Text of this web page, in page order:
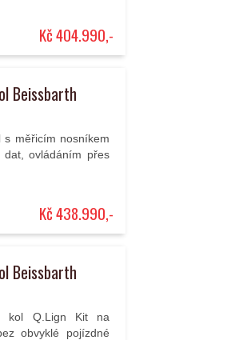
Kč 404.990,-
Beissbarth
měřicím nosníkem
dat, ovládáním přes
Kč 438.990,-
Beissbarth
kol Q.Lign Kit na
obvyklé pojízdné